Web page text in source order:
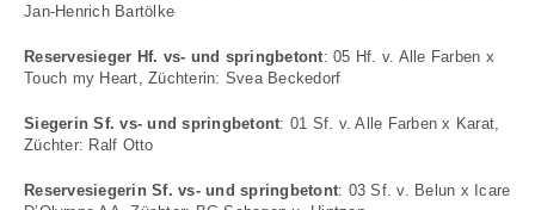
Jan-Henrich Bartölke
Reservesieger Hf. vs- und springbetont: 05 Hf. v. Alle Farben x
Touch my Heart, Züchterin: Svea Beckedorf
Siegerin Sf. vs- und springbetont: 01 Sf. v. Alle Farben x Karat,
Züchter: Ralf Otto
Reservesiegerin Sf. vs- und springbetont: 03 Sf. v. Belun x Icare